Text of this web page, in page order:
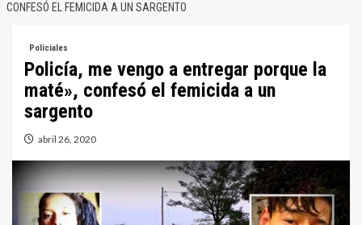
CONFESÓ EL FEMICIDA A UN SARGENTO
Policiales
Policía, me vengo a entregar porque la
maté», confesó el femicida a un
sargento
abril 26, 2020